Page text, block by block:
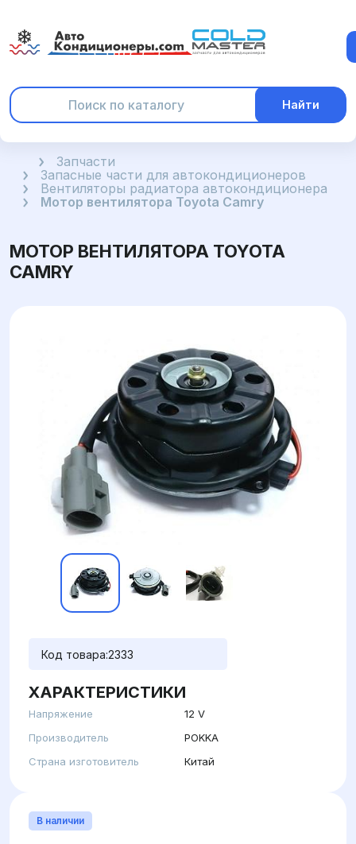
Найти
ГлавнаяЗапчасти
Запасные части для автокондиционеров
Вентиляторы радиатора автокондиционера
Мотор вентилятора Toyota Camry
МОТОР ВЕНТИЛЯТОРА TOYOTA
CAMRY
Код товара:2333
ХАРАКТЕРИСТИКИ
Напряжение
12 V
Производитель
POKKA
Страна изготовитель
Китай
В наличии